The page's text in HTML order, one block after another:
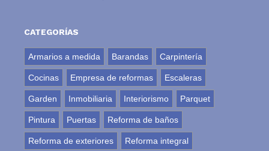
CATEGORÍAS
Armarios a medida Barandas Carpintería
Cocinas Empresa de reformas Escaleras
Garden Inmobiliaria Interiorismo Parquet
Pintura Puertas Reforma de baños
Reforma de exteriores Reforma integral